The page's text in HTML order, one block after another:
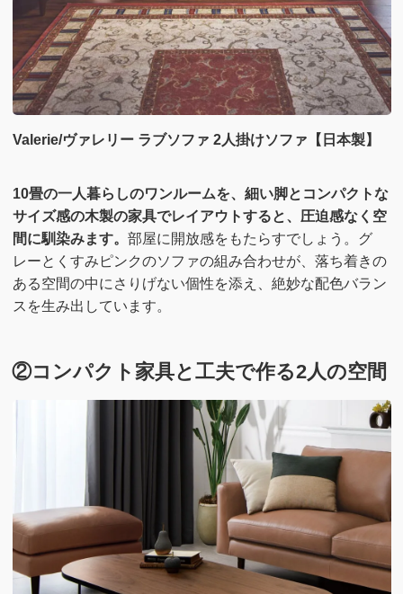
Valerie/ヴァレリー ラブソファ 2人掛けソファ【日本製】
10畳の一人暮らしのワンルームを、細い脚とコンパクトな
サイズ感の木製の家具でレイアウトすると、圧迫感なく空
間に馴染みます。 部屋に開放感をもたらすでしょう。グ
レーとくすみピンクのソファの組み合わせが、落ち着きの
ある空間の中にさりげない個性を添え、絶妙な配色バラン
スを生み出しています。
②コンパクト家具と工夫で作る2人の空間